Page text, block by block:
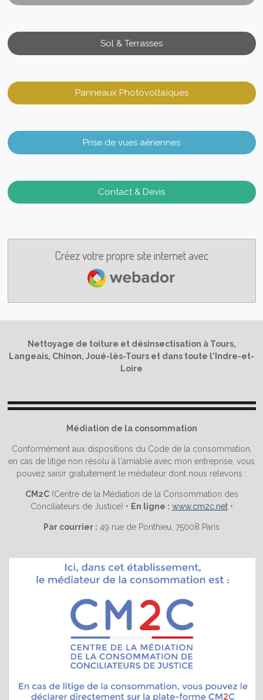
Sol & Terrasses
Panneaux Photovoltaïques
Prise de vues aériennes
Contact & Devis
Créez votre propre site internet avec
Webador
Nettoyage de toiture et désinsectisation à Tours,
Langeais, Chinon, Joué-lès-Tours et dans toute l'Indre-et-
Loire
Médiation de la consommation
Conformément aux dispositions du Code de la consommation,
en cas de litige non résolu à l'amiable avec mon entreprise, vous
pouvez saisir gratuitement le médiateur dont nous relevons :
CM2C(Centre de la Médiation de la Consommation des
Conciliateurs de Justice) • En ligne : www.cm2c.net•
Par courrier : 49 rue de Ponthieu, 75008 Paris